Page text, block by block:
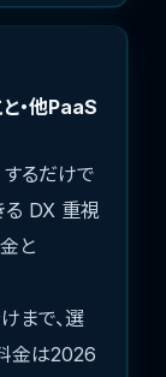
・他PaaS
るだけで
る DX 重視
と
まで、選
金は2026